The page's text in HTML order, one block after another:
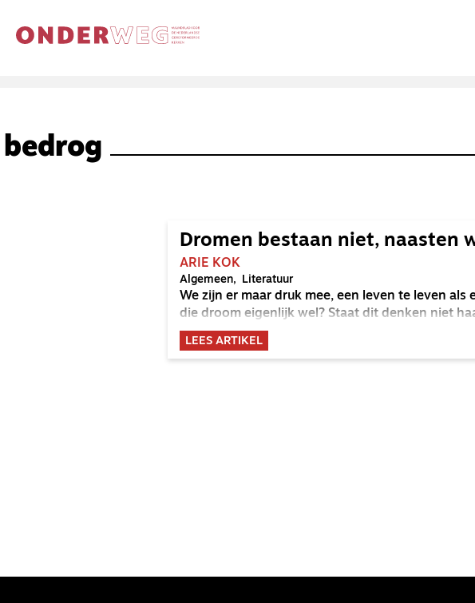
bedrog
Dromen bestaan niet, naasten
ARIE KOK
Algemeen Literatuur
We zijn er maar druk mee, een leven te leven
die droom eigenlijk wel? Staat dit denken niet
LEES ARTIKEL